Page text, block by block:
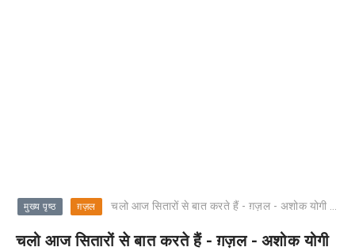
मुख्य पृष्ठ ग़ज़ल चलो आज सितारों से बात करते हैं - ग़ज़ल - अशोक योगी शास्त्री
चलो आज सितारों से बात करते हैं - ग़ज़ल - अशोक योगी